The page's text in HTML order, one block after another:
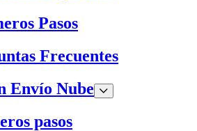
Pasos
Frecuentes
Envío Nube
pasos